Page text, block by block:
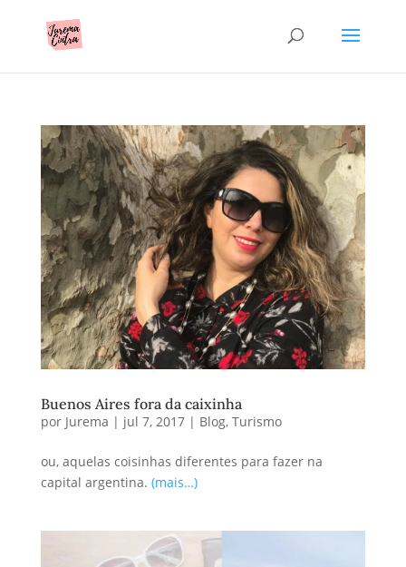
Buenos Aires fora da caixinha
por Jurema | jul 7, 2017| Blog, Turismo
ou, aquelas coisinhas diferentes para fazer na
capital argentina. (mais…)